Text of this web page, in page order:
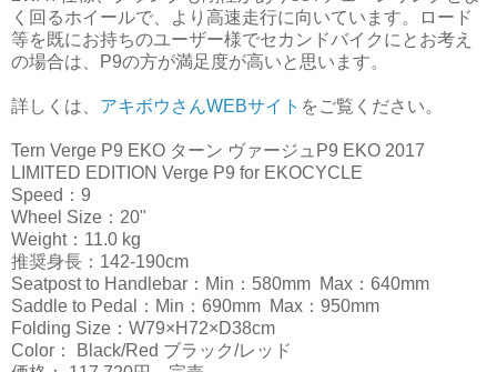
く回るホイールで、より高速走行に向いています。ロード
等を既にお持ちのユーザー様でセカンドバイクにとお考え
の場合は、P9の方が満足度が高いと思います。
詳しくは、 アキボウさんWEBサイト をご覧ください。
Tern Verge P9 EKO ターン ヴァージュP9 EKO 2017
LIMITED EDITION Verge P9 for EKOCYCLE
Speed：9
Wheel Size：20"
Weight：11.0 kg
推奨身長：142-190cm
Seatpost to Handlebar：Min：580mm Max：640mm
Saddle to Pedal：Min：690mm Max：950mm
Folding Size：W79×H72×D38cm
Color： Black/Red ブラック/レッド